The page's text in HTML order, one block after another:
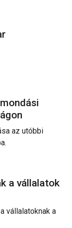
az utóbbi
a vállalatok
vállalatoknak a